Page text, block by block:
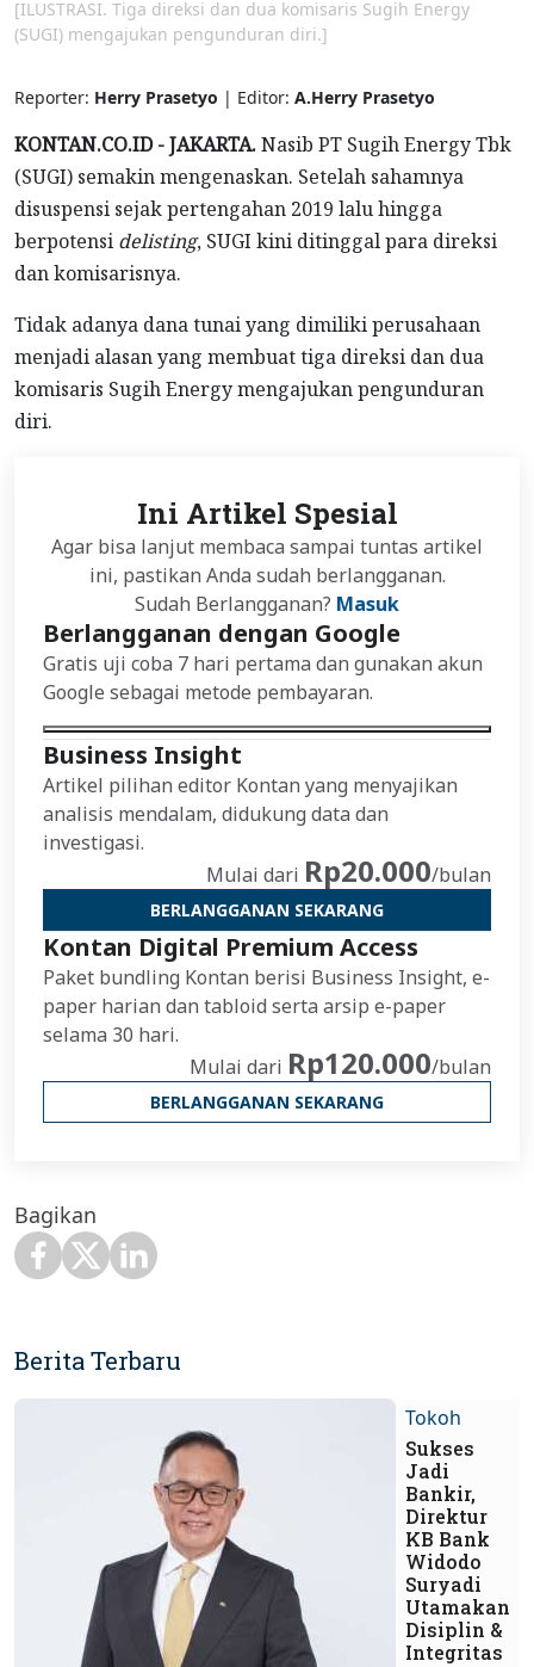
[ILUSTRASI. Tiga direksi dan dua komisaris Sugih Energy
(SUGI) mengajukan pengunduran diri.]
Reporter: Herry Prasetyo | Editor: A.Herry Prasetyo
KONTAN.CO.ID - JAKARTA.Nasib PT Sugih Energy Tbk
(SUGI) semakin mengenaskan. Setelah sahamnya
disuspensi sejak pertengahan 2019 lalu hingga
berpotensi delisting, SUGI kini ditinggal para direksi
dan komisarisnya.
Tidak adanya dana tunai yang dimiliki perusahaan
menjadi alasan yang membuat tiga direksi dan dua
komisaris Sugih Energy mengajukan pengunduran
diri.
Ini Artikel Spesial
Agar bisa lanjut membaca sampai tuntas artikel
ini, pastikan Anda sudah berlangganan.
Sudah Berlangganan? Masuk
Berlangganan dengan Google
Gratis uji coba 7 hari pertama dan gunakan akun
Google sebagai metode pembayaran.
Business Insight
Artikel pilihan editor Kontan yang menyajikan
analisis mendalam, didukung data dan
investigasi.
Mulai dari Rp20.000/bulan
BERLANGGANAN SEKARANG
Kontan Digital Premium Access
Paket bundling Kontan berisi Business Insight, e-
paper harian dan tabloid serta arsip e-paper
selama 30 hari.
Mulai dari Rp120.000/bulan
BERLANGGANAN SEKARANG
Bagikan
Berita Terbaru
Tokoh
Sukses
Jadi
Bankir,
Direktur
KB Bank
Widodo
Suryadi
Utamakan
Disiplin &
Integritas